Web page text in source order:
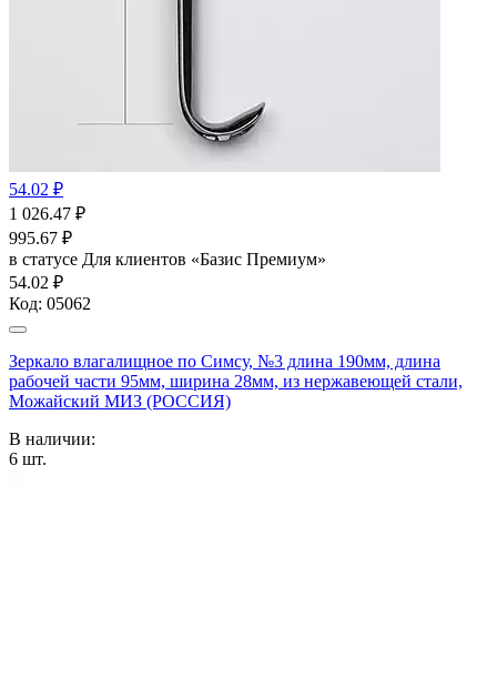
54.02 ₽
1 026.47 ₽
995.67 ₽
в статусе Для клиентов «Базис Премиум»
54.02 ₽
Код: 05062
Зеркало влагалищное по Симсу, №3 длина 190мм, длина
рабочей части 95мм, ширина 28мм, из нержавеющей стали,
Можайский МИЗ (РОССИЯ)
В наличии:
6 шт.